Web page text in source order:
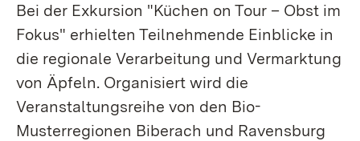
Bei der Exkursion "Küchen on Tour – Obst im
Fokus" erhielten Teilnehmende Einblicke in
die regionale Verarbeitung und Vermarktung
von Äpfeln. Organisiert wird die
Veranstaltungsreihe von den Bio-
Musterregionen Biberach und Ravensburg